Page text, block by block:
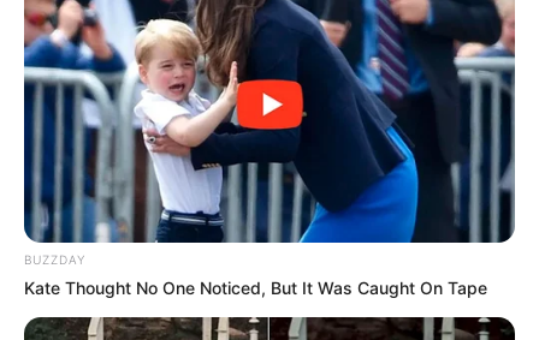
BUZZDAY
Kate Thought No One Noticed, But It Was Caught On Tape